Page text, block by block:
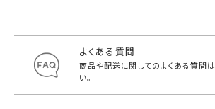
よくある質問
商品や配送に関してのよくある質問は
い。